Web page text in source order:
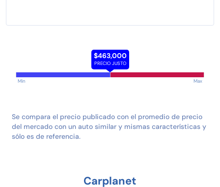
$463,000
PRECIO JUSTO
Min Max
Se compara el precio publicado con el promedio de precio
del mercado con un auto similar y mismas características y
sólo es de referencia.
Carplanet